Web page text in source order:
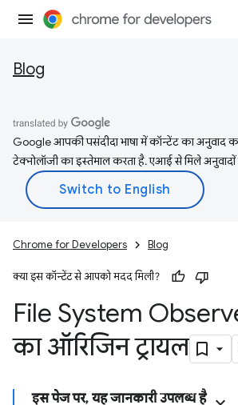
Blog
Google आपकी पसंदीदा भाषा में कॉन्टेंट का अनुवाद
टेक्नोलॉजी का इस्तेमाल करता है. एआई से मिले
Chrome for Developers Blog
क्या इस कॉन्टेंट से आपको मदद मिली?
File System
का ऑरिजिन ट्रायल
इस पेज पर, यह जानकारी उपलब्ध है